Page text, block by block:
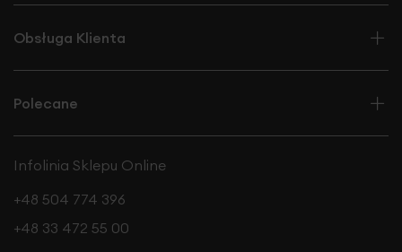
Obsługa Klienta
Polecane
Infolinia Sklepu Online
+48 504 774 396
+48 33 472 55 00